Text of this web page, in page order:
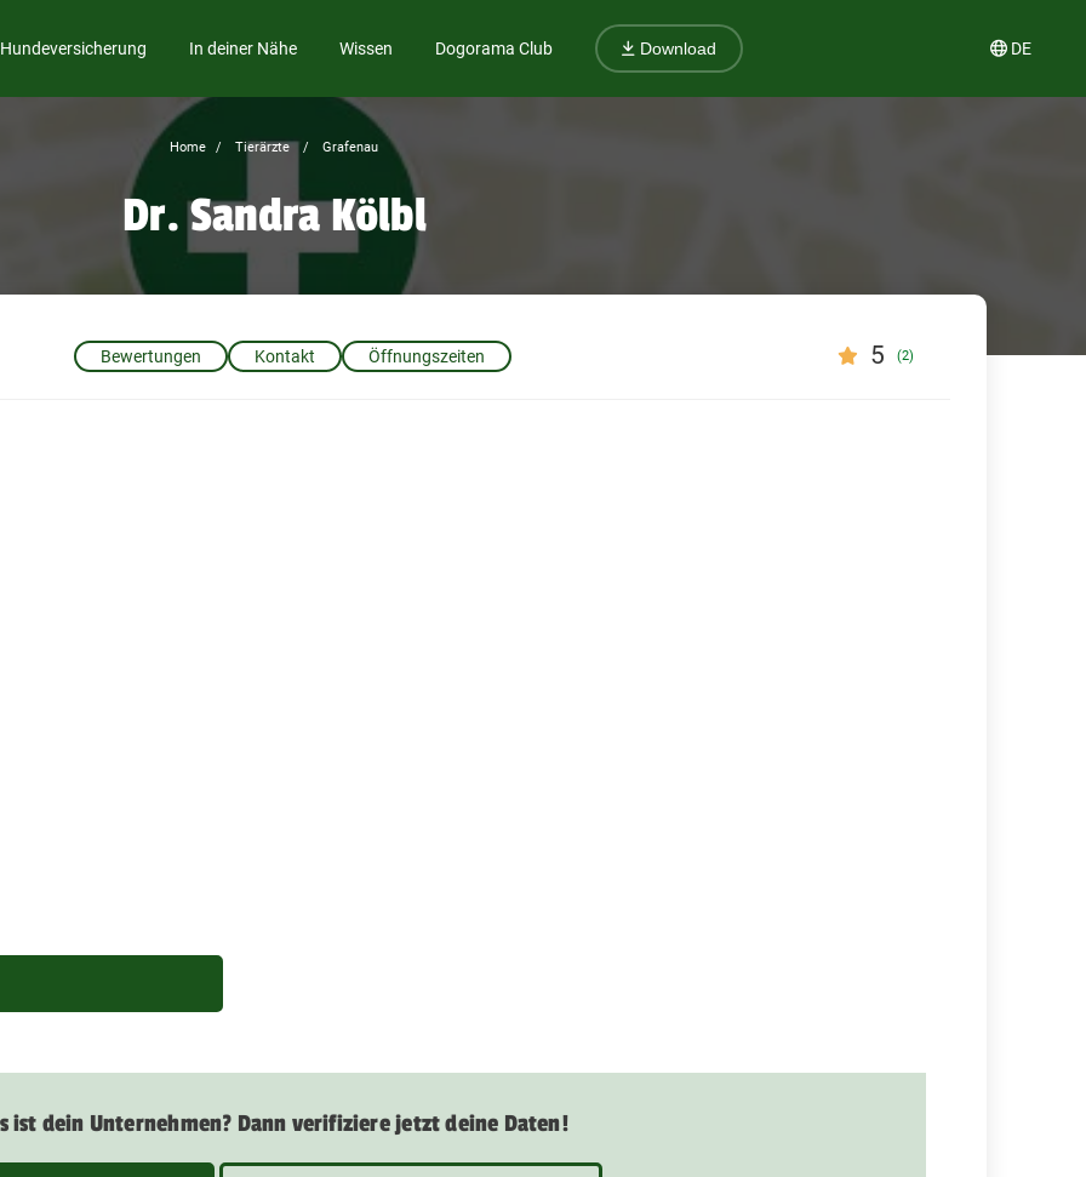
Hundeversicherung In deiner Nähe Wissen Dogorama Club Download DE
Home Tierärzte Grafenau
Dr. Sandra Kölbl
5 (2)
Bewertungen Kontakt Öffnungszeiten
ist dein Unternehmen? Dann verifiziere jetzt deine Daten!